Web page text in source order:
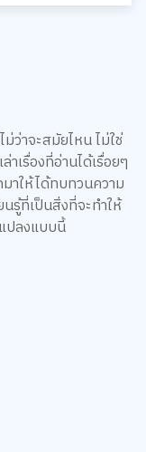
ว่าจะสมัยไหน ไม่ใช่
เรื่องที่อ่านได้เรื่อยๆ
มาให้ได้ทบทวนความ
รู้ที่เป็นสิ่งที่จะทำให้
ปลงแบบนี้